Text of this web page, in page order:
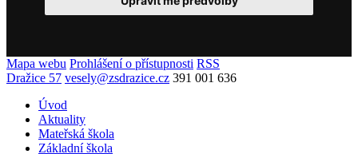
Mapa webu Prohlášení o přístupnosti RSS
Dražice 57 vesely@zsdrazice.cz 391 001 636
Úvod
Aktuality
Mateřská škola
Základní škola